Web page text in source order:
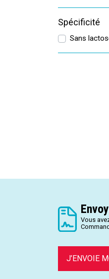
Spécificité
Sans
Vous
J’ENVOIE